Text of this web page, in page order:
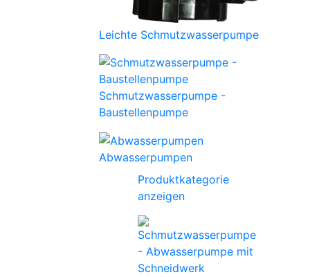
Leichte Schmutzwasserpumpe
Schmutzwasserpumpe -
Baustellenpumpe
Abwasserpumpen
Produktkategorie
anzeigen